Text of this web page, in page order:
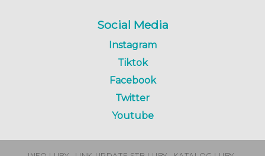
Social Media
Instagram
Tiktok
Facebook
Twitter
Youtube